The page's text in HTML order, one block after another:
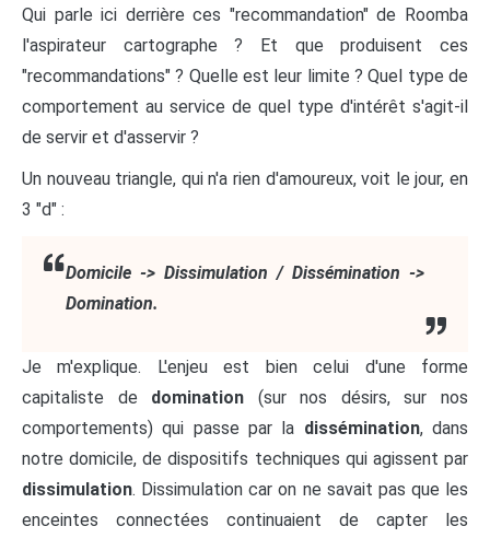
Qui parle ici derrière ces "recommandation" de Roomba
l'aspirateur cartographe ? Et que produisent ces
"recommandations" ? Quelle est leur limite ? Quel type de
comportement au service de quel type d'intérêt s'agit-il
de servir et d'asservir ?
Un nouveau triangle, qui n'a rien d'amoureux, voit le jour, en
3 "d" :
Domicile -> Dissimulation / Dissémination ->
Domination.
Je m'explique. L'enjeu est bien celui d'une forme
capitaliste de domination (sur nos désirs, sur nos
comportements) qui passe par la dissémination, dans
notre domicile, de dispositifs techniques qui agissent par
dissimulation. Dissimulation car on ne savait pas que les
enceintes connectées continuaient de capter les